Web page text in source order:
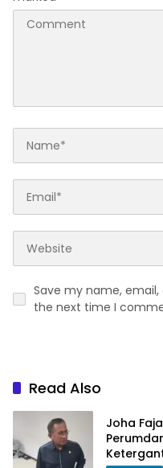
Save my name,
the next time I
Read Also
Joha